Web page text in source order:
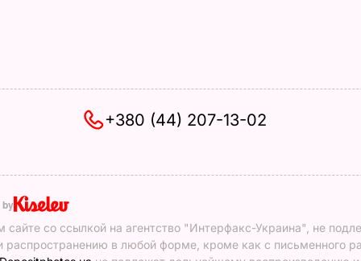
+380 (44) 207-13-02
со ссылкой на агентство "Интерфакс-Украина", не
в любой форме, кроме как с письменного